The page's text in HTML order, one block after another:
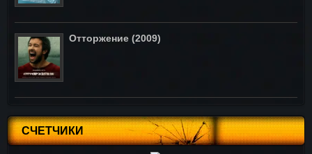
Отторжение (2009)
СЧЕТЧИКИ